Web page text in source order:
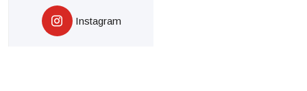
Instagram